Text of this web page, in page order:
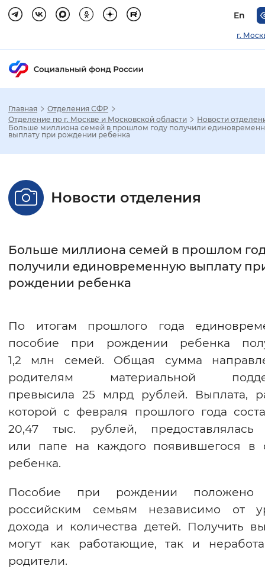
En
г.
Стандартный Увеличенный
Без засечек С засечками
Интервал между буквами
Цвет сайта
Монохромный Инверсивный
Синий фон
Изображения
Включены Выключены
Воспроизвести Остановить
Вернуть стандартные настройки
Главная
Отделения СФР
Отделение по г. Москве и Московской области
Новости
Больше миллиона семей в прошлом году получили
выплату при рождении ребенка
Новости отделения
Больше миллиона семей в прошлом
получили единовременную выплату
рождении ребенка
По итогам прошлого года
пособие при рождении ребенка
1,2 млн семей. Общая сумма
родителям материальной
превысила 25 млрд рублей. Выплата,
которой с февраля прошлого года
20,47 тыс. рублей,
или папе на каждого появившегося в
ребенка.
Пособие при рождении положено
российским семьям независимо от
дохода и количества детей. Получить
могут как работающие, так и
родители.